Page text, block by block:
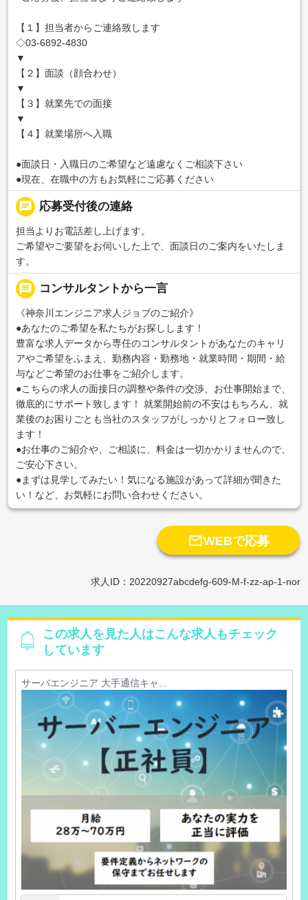
【１】担当者からご連絡致します
◇03-6892-4830
▼
【２】面談（顔合わせ）
▼
【３】就業先での面接
▼
【４】就業場所へ入職
●面談日・入職日のご希望など遠慮なくご相談下さい
●現在、在職中の方もお気軽にご応募ください
chat 応募受付後の連絡
担当よりお電話差し上げます。
ご希望やご要望をお伺いした上で、面談日のご案内をいたしま
す。
message コンサルタントから一言
《神奈川エンジニア求人ジョブのご紹介》
●あなたのご希望を私たちがお探しします！
豊富な求人データから専任のコンサルタントがあなたのキャリ
アやご希望をふまえ、勤務内容・勤務地・就業時間・期間・給
与などご希望のお仕事をご紹介します。
●こちらの求人の面接日の調整や条件の交渉、お仕事開始まで、
徹底的にサポート致します！ 就業開始前の不安はもちろん、就
業後のお困りごとも当社のスタッフがしっかりとフォロー致し
ます！
●お仕事のご紹介や、ご相談に、料金は一切かかりませんので、
ご安心下さい。
●まずは見学してみたい！気になる施設があって詳細が聞きた
い！など、お気軽にお問い合わせください。
WEBで応募
求人ID：20220927abcdefg-609-M-f-zz-ap-1-nor
この求人を見た人はこんな求人もチェック
しています
サーバエンジニア 大手通信キャ...